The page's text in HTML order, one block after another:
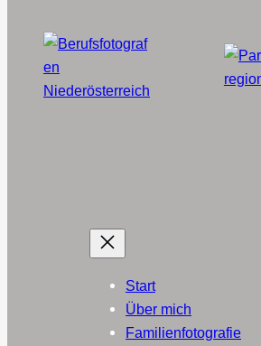
Start
Über mich
Familienfotografie